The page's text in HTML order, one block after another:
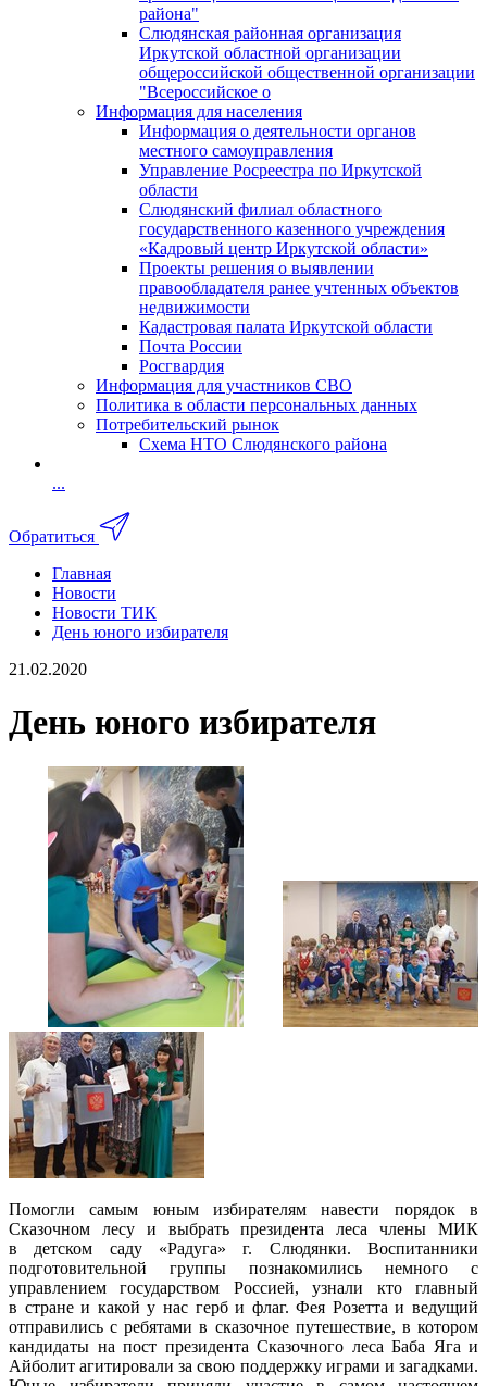
района"
Слюдянская районная организация
Иркутской областной организации
общероссийской общественной организации
"Всероссийское о
Информация для населения
Информация о деятельности органов
местного самоуправления
Управление Росреестра по Иркутской
области
Слюдянский филиал областного
государственного казенного учреждения
«Кадровый центр Иркутской области»
Проекты решения о выявлении
правообладателя ранее учтенных объектов
недвижимости
Кадастровая палата Иркутской области
Почта России
Росгвардия
Информация для участников СВО
Политика в области персональных данных
Потребительский рынок
Схема НТО Слюдянского района
...
Обратиться
Главная
Новости
Новости ТИК
День юного избирателя
21.02.2020
День юного избирателя
Помогли самым юным избирателям навести порядок в
Сказочном лесу и выбрать президента леса члены МИК
в детском саду «Радуга» г. Слюдянки. Воспитанники
подготовительной группы познакомились немного с
управлением государством Россией, узнали кто главный
в стране и какой у нас герб и флаг. Фея Розетта и ведущий
отправились с ребятами в сказочное путешествие, в котором
кандидаты на пост президента Сказочного леса Баба Яга и
Айболит агитировали за свою поддержку играми и загадками.